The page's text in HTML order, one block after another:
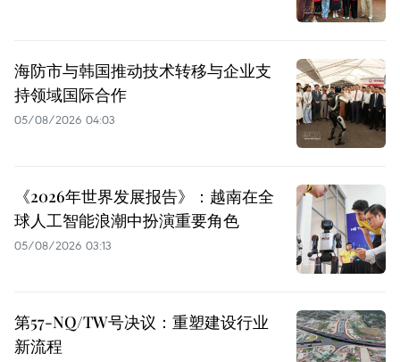
海防市与韩国推动技术转移与企业支
持领域国际合作
05/08/2026 04:03
《2026年世界发展报告》：越南在全
球人工智能浪潮中扮演重要角色
05/08/2026 03:13
第57-NQ/TW号决议：重塑建设行业
新流程